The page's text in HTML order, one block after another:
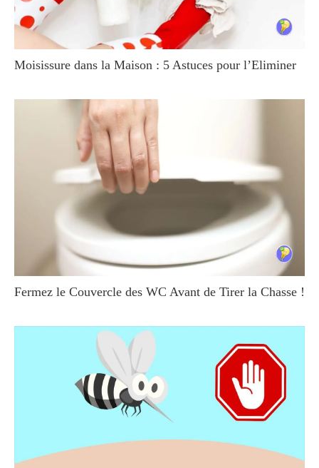
Moisissure dans la Maison : 5 Astuces pour l’Eliminer
Fermez le Couvercle des WC Avant de Tirer la Chasse !